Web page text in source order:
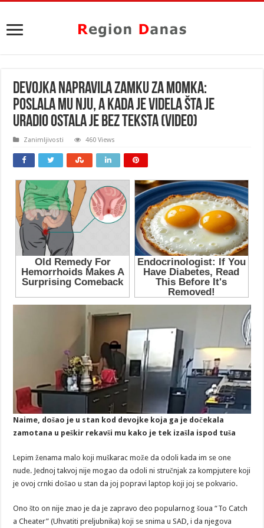
DEVOJKA NAPRAVILA ZAMKU ZA MOMKA:
Poslala mu nju, a kada je videla šta je
uradio OSTALA JE BEZ TEKSTA (VIDEO)
Zanimljivosti 460 Views
Naime, došao je u stan kod devojke koja ga je dočekala
zamotana u peškir rekavši mu kako je tek izašla ispod tuša
Lepim ženama malo koji muškarac može da odoli kada im se one
nude. Jednoj takvoj nije mogao da odoli ni stručnjak za kompjutere koji
je ovoj crnki došao u stan da joj popravi laptop koji joj se pokvario.
Ono što on nije znao je da je zapravo deo popularnog šoua “To Catch
a Cheater” (Uhvatiti preljubnika) koji se snima u SAD, i da njegova